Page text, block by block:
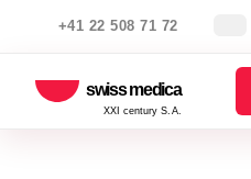
+41 22 508 71 72
swiss medica
XXI century S.A.